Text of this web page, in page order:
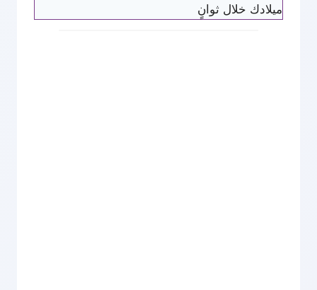
ميلادك خلال ثوانٍ